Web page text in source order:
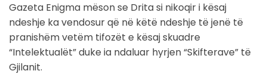
Gazeta Enigma mëson se Drita si nikoqir i kësaj
ndeshje ka vendosur që në këtë ndeshje të jenë të
pranishëm vetëm tifozët e kësaj skuadre
“Intelektualët” duke ia ndaluar hyrjen “Skifterave” të
Gjilanit.